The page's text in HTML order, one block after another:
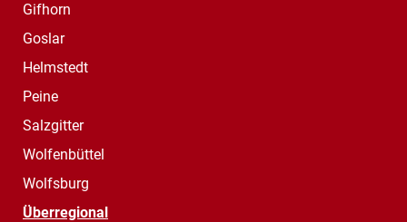
Gifhorn
Goslar
Helmstedt
Peine
Salzgitter
Wolfenbüttel
Wolfsburg
Überregional